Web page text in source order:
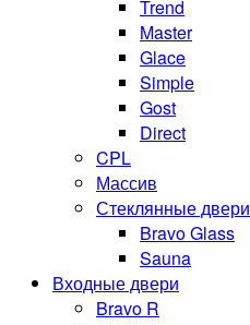
Trend
Master
Glace
Simple
Gost
Direct
CPL
Массив
Стеклянные двери
Bravo Glass
Sauna
Входные двери
Bravo R